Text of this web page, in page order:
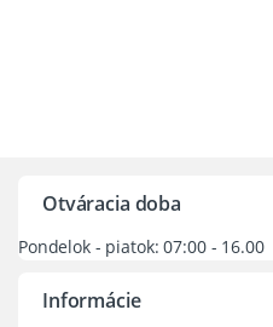
Otváracia doba
Pondelok - piatok: 07:00 - 16.00
Informácie